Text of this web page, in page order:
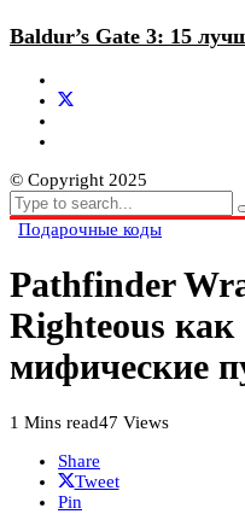
Baldur’s Gate 3: 15
© Copyright 2025
Подарочные коды
Pathfinder
Righteous
мифические
1 Mins read47 Views
Share
Tweet
Pin